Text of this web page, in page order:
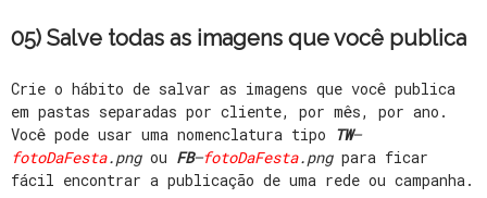
05) Salve todas as imagens que você publica
Crie o hábito de salvar as imagens que você publica
em pastas separadas por cliente, por mês, por ano.
Você pode usar uma nomenclatura tipo TW–
fotoDaFesta.pngou FB–fotoDaFesta.pngpara ficar
fácil encontrar a publicação de uma rede ou campanha.